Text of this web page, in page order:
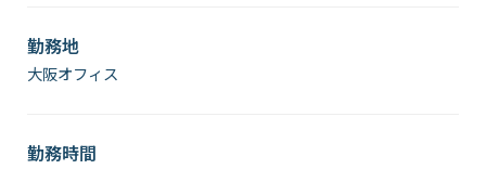
勤務地
大阪オフィス
勤務時間